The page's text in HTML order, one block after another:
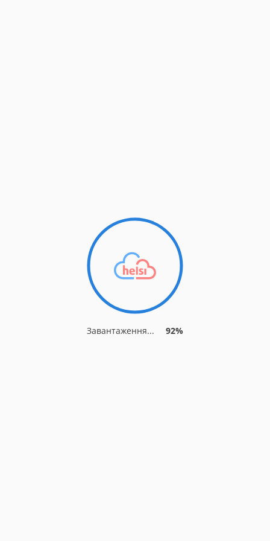
Завантаження... 92%